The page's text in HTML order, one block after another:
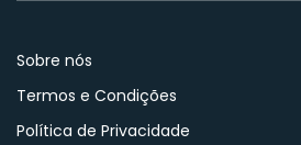
Sobre nós
Termos e Condições
Política de Privacidade